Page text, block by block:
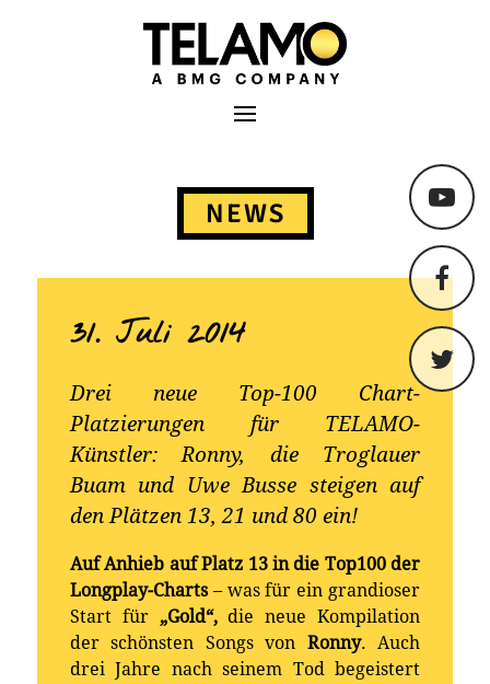
TELAMO
Primäres Menü
NEWS
31. Juli 2014
Drei neue Top-100 Chart-
Platzierungen für TELAMO-
Künstler: Ronny, die Troglauer
Buam und Uwe Busse steigen auf
den Plätzen 13, 21 und 80 ein!
Auf Anhieb auf Platz 13 in die Top100 der
Longplay-Charts– was für ein grandioser
Start für „Gold“,die neue Kompilation
der schönsten Songs von Ronny. Auch
drei Jahre nach seinem Tod begeistert